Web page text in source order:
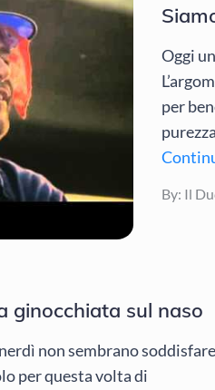
Oggi
per
By: Il
ginocchiata sul naso
non sembrano
per questa volta di